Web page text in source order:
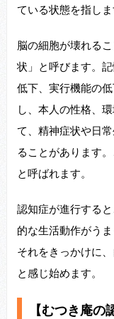
ている状態を指しま
脳の細胞が壊れる
状」と呼びます。
低下、実行機能の
し、本人の性格、
て、精神症状や日
ることがあります
と呼ばれます。
認知症が進行する
的な生活動作がう
それをきっかけに
と感じ始めます。
【むつき庵